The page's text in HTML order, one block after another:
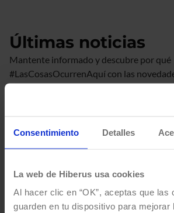
Consentimiento Detalles
La web de Hiberus usa cookies
Al hacer clic en “OK”, aceptas que las
guarden en tu dispositivo para mejorar
Últimas noticias
Mantente informado y descubre por qué
#LasCosasOcurrenAquí con las
hiberus.
LAS